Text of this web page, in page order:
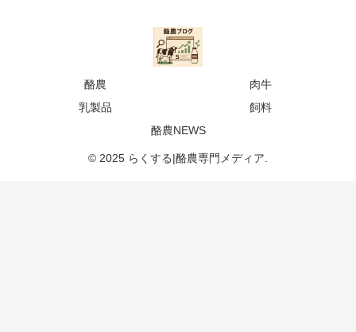
酪農
肉牛
乳製品
飼料
酪農NEWS
© 2025 らくする|酪農専門メディア.